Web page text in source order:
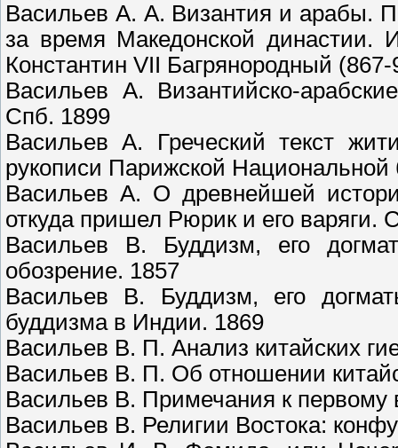
Васильев А. А. Византия и арабы.
за время Македонской
Константин VII Багрянородный (867-
Васильев А. Византийско-
Спб. 1899
Васильев А. Греческий текст
рукописи Парижской
Васильев А. О древнейшей
откуда пришел Рюрик и его варяги.
Васильев В. Буддизм, его
обозрение. 1857
Васильев В. Буддизм, его
буддизма в Индии. 1869
Васильев В. П. Анализ китайских
Васильев В. П. Об отношении
Васильев В. Примечания к первому
Васильев В. Религии Востока: